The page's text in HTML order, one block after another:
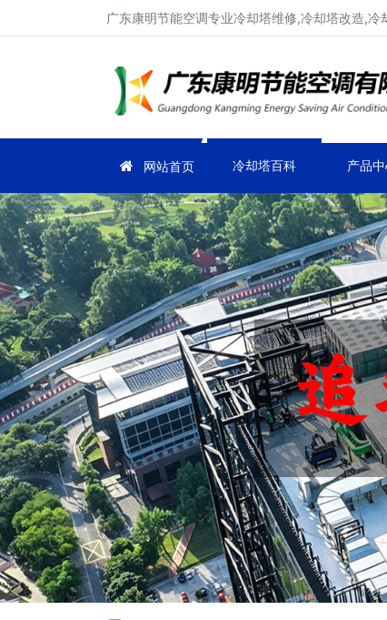
广东康明节能空调专业冷却塔维修,冷却塔改造,
网站首页 冷却塔百科 产品